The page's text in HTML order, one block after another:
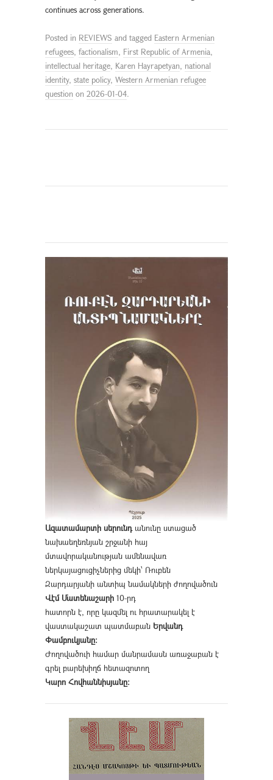
continues across generations.
Posted in REVIEWS and tagged Eastern Armenian
refugees, factionalism, First Republic of Armenia,
intellectual heritage, Karen Hayrapetyan, national
identity, state policy, Western Armenian refugee
question on 2026-01-04.
Ազատամարտի սերունդանունը ստացած
նախաեղեռնյան շրջանի հայ
մտավորականության ամենավառ
ներկայացուցիչներից մեկի՝ Ռուբեն
Զարդարյանի անտիպ նամակների ժողովածուն
Վէմ Մատենաշարի 10-րդ
հատորն է, որը կազմել ու հրատարակել է
վաստակաշատ պատմաբան Երվանդ
Փամբուկյանը։
Ժողովածուի համար մանրամասն առաջաբան է
գրել բարեխիղճ հետազոտող
Կարո Հովհաննիսյանը։